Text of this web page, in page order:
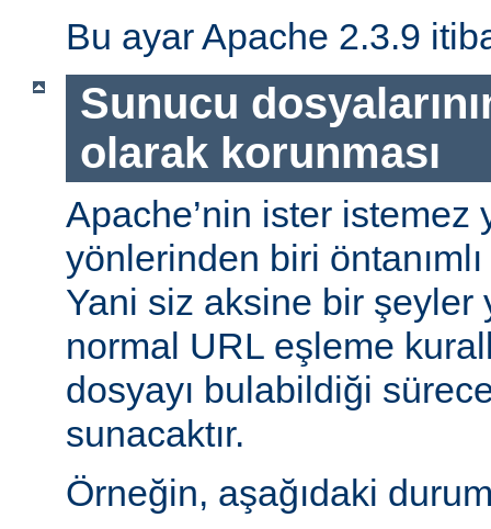
Bu ayar Apache 2.3.9
Sunucu
olarak korunması
Apache’nin ister istemez
yönlerinden biri
Yani siz aksine bir şeyler
normal URL eşleme
dosyayı bulabildiği
sunacaktır.
Örneğin, aşağıdaki